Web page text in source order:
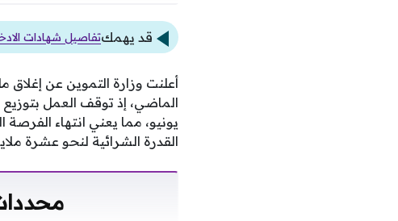
قد يهمكتفاصيل شهادات
الماضي، إذ توقف العمل
يونيو، مما يعني انتهاء
القدرة الشرائية لنحو عشرة